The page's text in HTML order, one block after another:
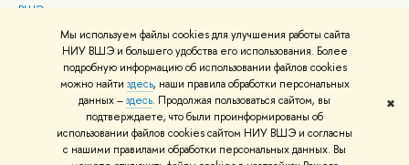
Мы используем файлы cookies для улучшения работы сайта
НИУ ВШЭ и большего удобства его использования. Более
подробную информацию об использовании файлов cookies
можно найти здесь, наши правила обработки персональных
данных –здесь. Продолжая пользоваться сайтом, вы
подтверждаете, что были проинформированы об
использовании файлов cookies сайтом НИУ ВШЭ и согласны
с нашими правилами обработки персональных данных. Вы
✖
ВШЭ для студентов с ограниченными возможностями
здоровья и инвалидностью
Версия для слабовидящих
Единая платежная страница
© НИУ ВШЭ 1993–2026 Адреса и контакты Условия использования
материалов Политика конфиденциальности Карта сайта